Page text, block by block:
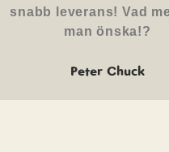
snabb leverans! Vad
man önska!?
Peter Chuck